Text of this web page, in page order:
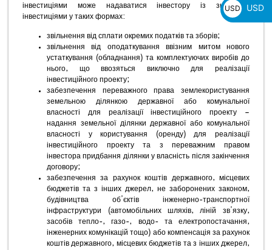
інвестиціями може надаватися інвестору із значними
інвестиціями у таких формах:
звільнення від сплати окремих податків та зборів;
звільнення від оподаткування ввізним митом нового
устаткування (обладнання) та комплектуючих виробів до
нього, що ввозяться виключно для реалізації
інвестиційного проекту;
забезпечення переважного права землекористування
земельною ділянкою державної або комунальної
власності для реалізації інвестиційного проекту –
надання земельної ділянки державної або комунальної
власності у користування (оренду) для реалізації
інвестиційного проекту та з переважним правом
інвестора придбання ділянки у власність після закінчення
договору;
забезпечення за рахунок коштів державного, місцевих
бюджетів та з інших джерел, не заборонених законом,
будівництва об’єктів інженерно-транспортної
інфраструктури (автомобільних шляхів, ліній зв’язку,
засобів тепло-, газо-, водо- та електропостачання,
інженерних комунікацій тощо) або компенсація за рахунок
коштів державного, місцевих бюджетів та з інших джерел,
USD
$
USD